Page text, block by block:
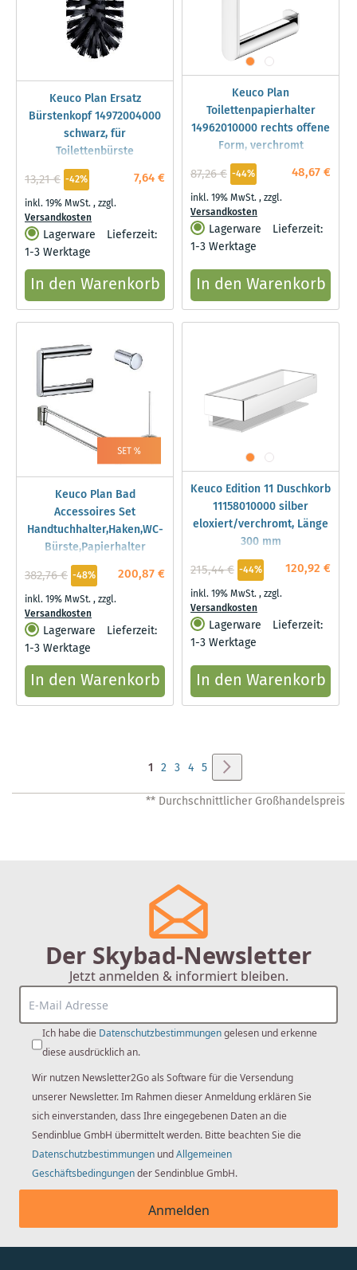
Keuco Plan Ersatz
Bürstenkopf 14972004000
schwarz, für
Toilettenbürste
7,64 €
13,21 € -42%
inkl. 19% MwSt.,zzgl.
Versandkosten
Lagerware
Lieferzeit:
1-3 Werktage
In den Warenkorb
Keuco Plan
Toilettenpapierhalter
14962010000 rechts offene
Form, verchromt
48,67 €
87,26 € -44%
inkl. 19% MwSt.,zzgl.
Versandkosten
Lagerware
Lieferzeit:
1-3 Werktage
In den Warenkorb
Keuco Plan Bad
Accessoires Set
Handtuchhalter,Haken,WC-
Bürste,Papierhalter
200,87 €
382,76 € -48%
inkl. 19% MwSt.,zzgl.
Versandkosten
Lagerware
Lieferzeit:
1-3 Werktage
In den Warenkorb
Keuco Edition 11 Duschkorb
11158010000 silber
eloxiert/verchromt, Länge
300 mm
120,92 €
215,44 € -44%
inkl. 19% MwSt.,zzgl.
Versandkosten
Lagerware
Lieferzeit:
1-3 Werktage
In den Warenkorb
Sie
lesen
1 Seite
2 Seite
3 Seite
4 Seite
5
** Durchschnittlicher Großhandelspreis
Der Skybad-Newsletter
Jetzt anmelden & informiert bleiben.
Ich habe die Datenschutzbestimmungengelesen und erkenne
diese ausdrücklich an.
Wir nutzen Newsletter2Go als Software für die Versendung
unserer Newsletter. Im Rahmen dieser Anmeldung erklären Sie
sich einverstanden, dass Ihre eingegebenen Daten an die
Sendinblue GmbH übermittelt werden. Bitte beachten Sie die
Datenschutzbestimmungen undAllgemeinen
Geschäftsbedingungender Sendinblue GmbH.
Anmelden